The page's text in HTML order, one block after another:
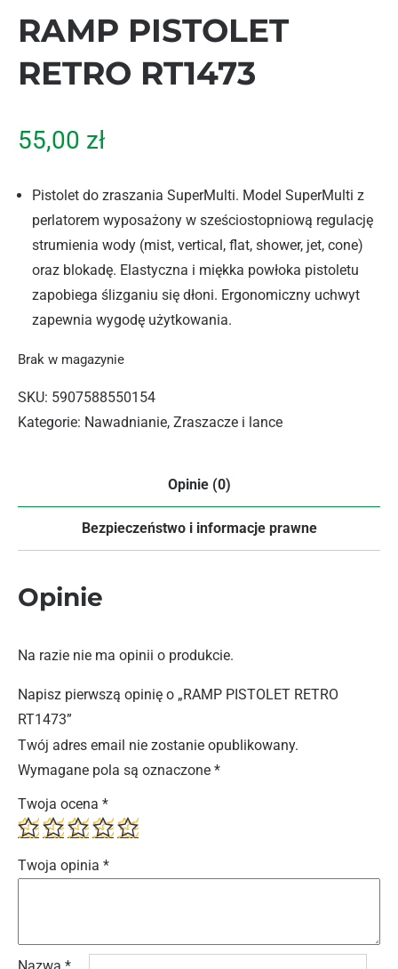
RAMP PISTOLET
RETRO RT1473
55,00 zł
Pistolet do zraszania SuperMulti. Model SuperMulti z
perlatorem wyposażony w sześciostopniową regulację
strumienia wody (mist, vertical, flat, shower, jet, cone)
oraz blokadę. Elastyczna i miękka powłoka pistoletu
zapobiega ślizganiu się dłoni. Ergonomiczny uchwyt
zapewnia wygodę użytkowania.
Brak w magazynie
SKU: 5907588550154
Kategorie: Nawadnianie, Zraszacze i lance
Opinie (0)
Bezpieczeństwo i informacje prawne
Opinie
Na razie nie ma opinii o produkcie.
Napisz pierwszą opinię o „RAMP PISTOLET RETRO
RT1473”
Twój adres email nie zostanie opublikowany.
Wymagane pola są oznaczone *
Twoja ocena *
Twoja opinia *